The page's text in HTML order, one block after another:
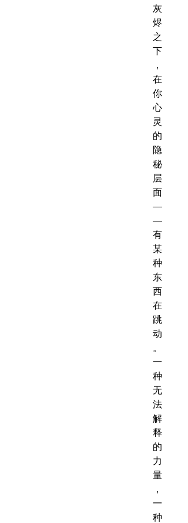
灰
烬
之
下
，
在
你
心
灵
的
隐
秘
层
面
—
—
有
某
种
东
西
在
跳
动
。
一
种
无
法
解
释
的
力
量
，
一
种